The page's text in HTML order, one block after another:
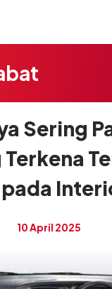
Sering
10 April 2025